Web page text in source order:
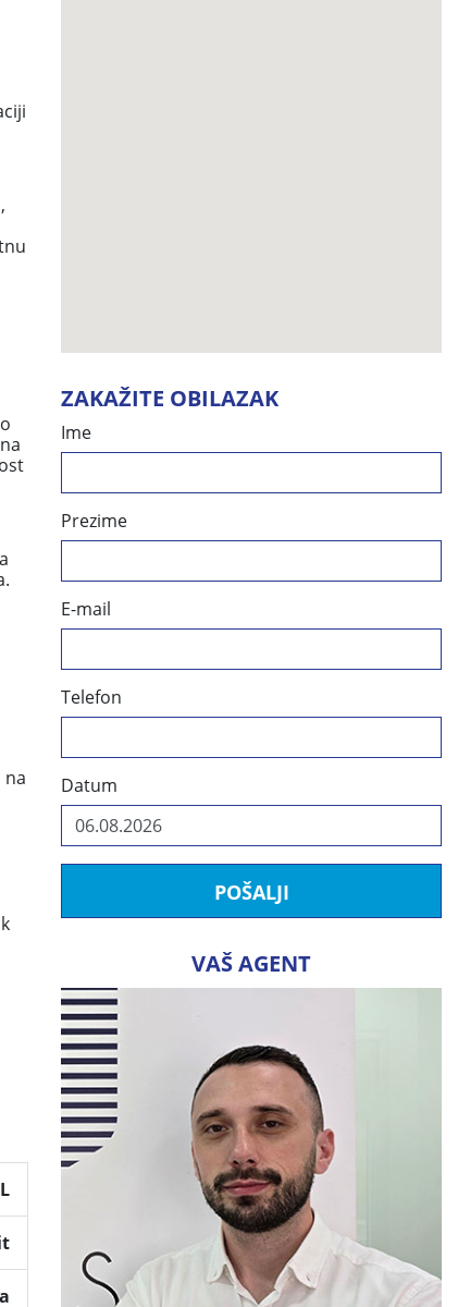
na
ZAKAŽITE OBILAZAK
Ime
Prezime
E-mail
Telefon
Datum
POŠALJI
VAŠ AGENT